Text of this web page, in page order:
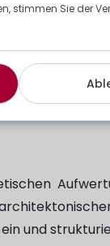
Dieser
Zügen zu
und
stimmen Sie der